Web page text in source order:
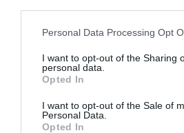
Personal Data Processing Opt
I want to opt-out of the Sharing
personal data.
Opted In
I want to opt-out of the Sale of
Personal Data.
Opted In
ΘΕΜΑΤΑ / ΝΕΑ
Εθνική Λυρική
Σκηνή: Πέντε
χρόνια GNO TV!